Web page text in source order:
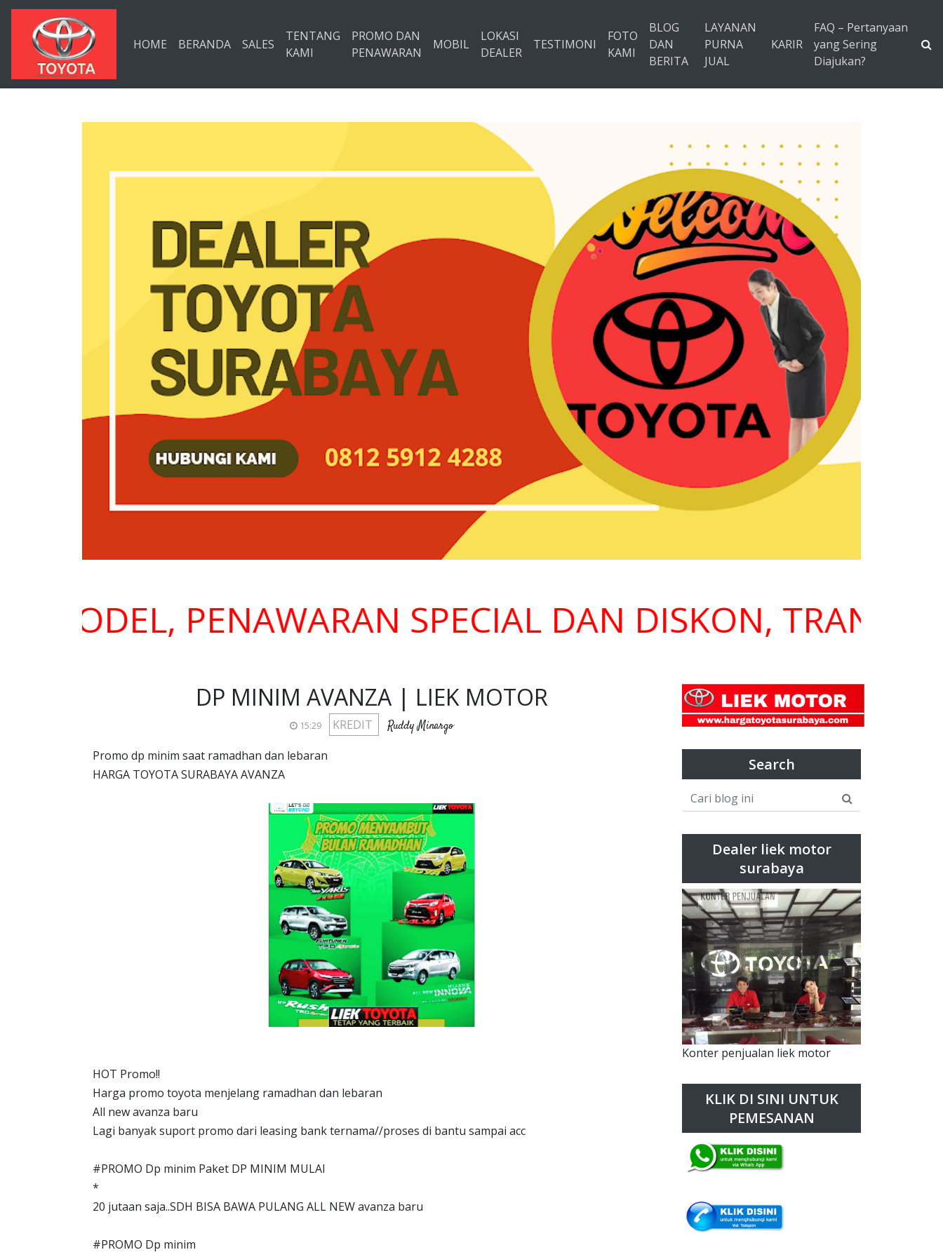
Langsung ke konten utama
HOME BERANDA SALES
TENTANG
KAMI
PROMO DAN
PENAWARAN
MOBIL
LOKASI
DEALER
TESTIMONI
FOTO
KAMI
BLOG
DAN
BERITA
LAYANAN
PURNA
JUAL
KARIR
FAQ – Pertanyaan
yang Sering
Diajukan?
PENAWARAN SPECIAL DAN DISKON,
DP MINIM AVANZA | LIEK MOTOR
15:29 KREDIT Ruddy Minargo
Promo dp minim saat ramadhan dan lebaran
HARGA TOYOTA SURABAYA AVANZA
HOT Promo!!
Harga promo toyota menjelang ramadhan dan lebaran
All new avanza baru
Lagi banyak suport promo dari leasing bank ternama//proses di bantu sampai acc
#PROMO Dp minim Paket DP MINIM MULAI
*
20 jutaan saja..SDH BISA BAWA PULANG ALL NEW avanza baru
#PROMO Dp minim
Search
Dealer liek motor
surabaya
Konter penjualan liek motor
KLIK DI SINI UNTUK
PEMESANAN